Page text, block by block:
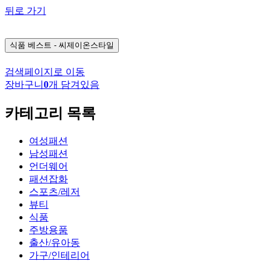
뒤로 가기
식품 베스트 - 씨제이온스타일
검색페이지로 이동
장바구니 0개 담겨있음
카테고리 목록
여성패션
남성패션
언더웨어
패션잡화
스포츠/레저
뷰티
식품
주방용품
출산/유아동
가구/인테리어